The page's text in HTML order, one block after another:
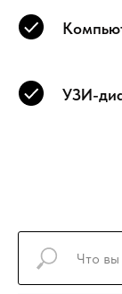
УЗИ-